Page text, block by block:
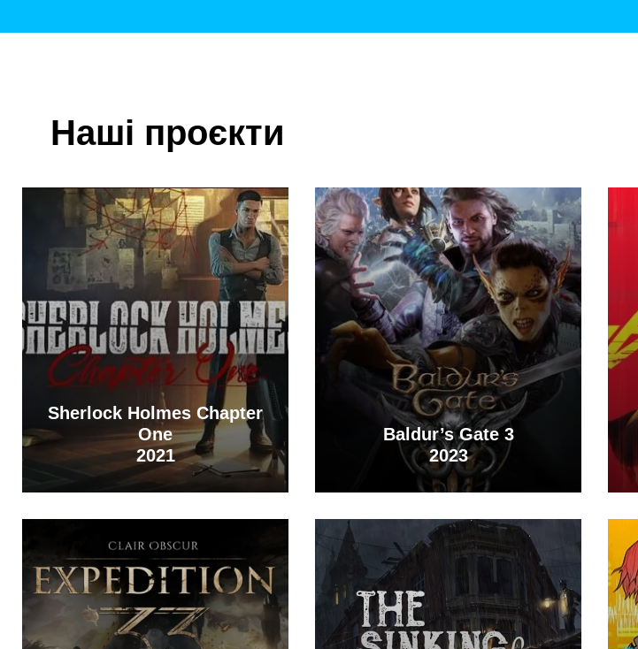
Наші проєкти
Sherlock Holmes Chapter
One
2021
Baldur’s Gate 3
2023